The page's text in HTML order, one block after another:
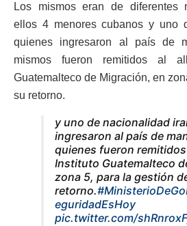
Los mismos eran de diferentes
ellos 4 menores cubanos y uno
quienes ingresaron al país de
mismos fueron remitidos al
Guatemalteco de Migración, en
su retorno.
y uno de nacionalidad
ingresaron al país de
quienes fueron
Instituto Guatemalteco
zona 5, para la gestión
retorno.
eguridadEsHoy
pic.twitter.com/